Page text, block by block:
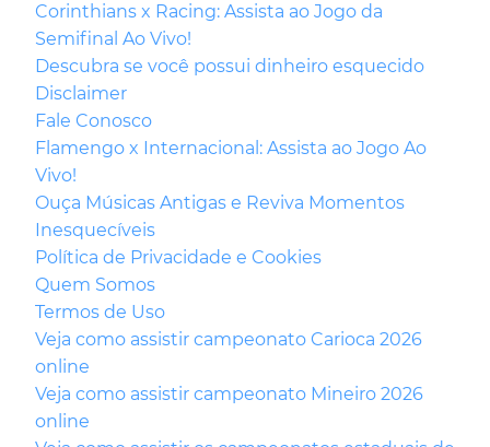
Corinthians x Racing: Assista ao Jogo da
Semifinal Ao Vivo!
Descubra se você possui dinheiro esquecido
Disclaimer
Fale Conosco
Flamengo x Internacional: Assista ao Jogo Ao
Vivo!
Ouça Músicas Antigas e Reviva Momentos
Inesquecíveis
Política de Privacidade e Cookies
Quem Somos
Termos de Uso
Veja como assistir campeonato Carioca 2026
online
Veja como assistir campeonato Mineiro 2026
online